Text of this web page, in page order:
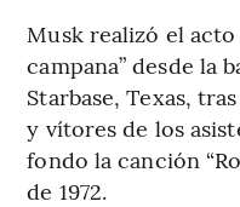
Musk realizó el
campana” desde la
Starbase, Texas,
y vítores de los
fondo la canción
de 1972.